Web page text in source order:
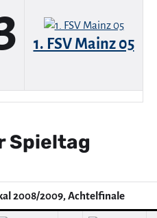
1. FSV Mainz 05
Spieltag
2008/2009, Achtelfinale